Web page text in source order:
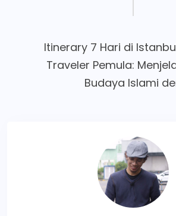
Itinerary 7 Hari di
Traveler Pemula:
Budaya Islami